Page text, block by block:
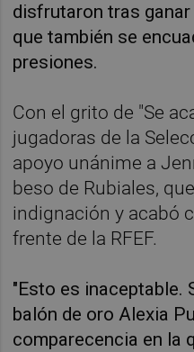
disfrutaron tras ganar
que también se
presiones.
Con el grito de "Se
jugadoras de la
apoyo unánime a
beso de Rubiales,
indignación y acabó
frente de la RFEF.
"Esto es inaceptable.
balón de oro Alexia
comparecencia en la